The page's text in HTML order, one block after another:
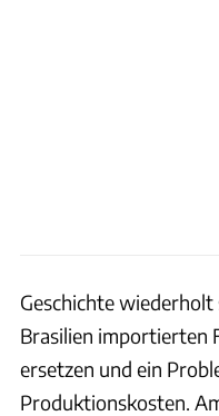
Geschichte
Brasilien importierten
ersetzen und ein
Produktionskosten.